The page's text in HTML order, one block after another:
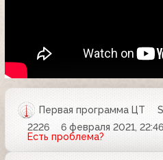
Первая программа ЦТ
2226
6 февраля 2021, 22:46
Есть проблема?